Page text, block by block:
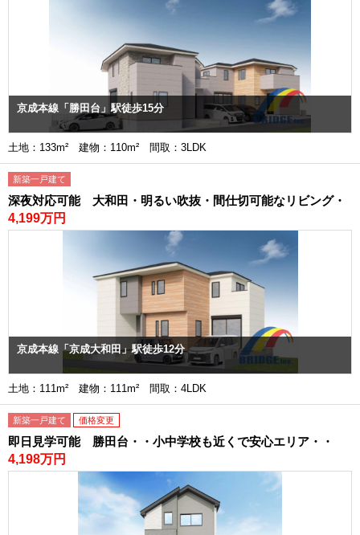
京成本線「勝田台」駅徒歩15分
土地：133m² 建物：110m² 間取：3LDK
新築一戸建て
深夜対応可能 大和田・明るい吹抜・間仕切可能なリビング・
4,199万円
京成本線「京成大和田」駅徒歩12分
土地：111m² 建物：111m² 間取：4LDK
新築一戸建て 価格変更
即日見学可能 勝田台・・小中学校も近くで安心エリア・・
4,198万円